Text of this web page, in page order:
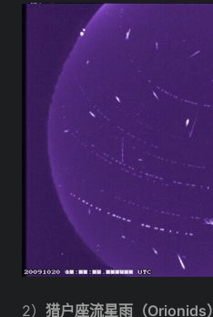
2） 猎户座流星雨（Orionids）